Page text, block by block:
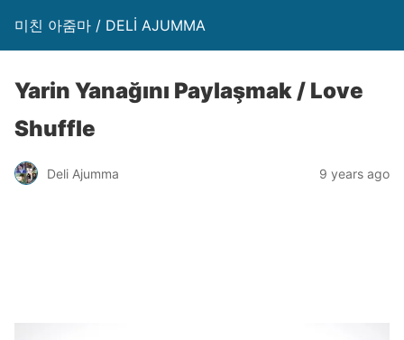
미친 아줌마 / DELİ AJUMMA
Yarin Yanağını Paylaşmak / Love
Shuffle
Deli Ajumma 9 years ago